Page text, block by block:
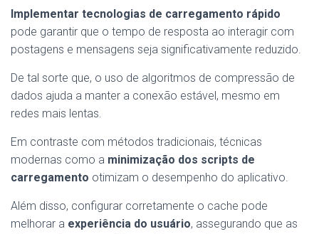
Implementar tecnologias de carregamento rápido
pode garantir que o tempo de resposta ao interagir com
postagens e mensagens seja significativamente reduzido.
De tal sorte que, o uso de algoritmos de compressão de
dados ajuda a manter a conexão estável, mesmo em
redes mais lentas.
Em contraste com métodos tradicionais, técnicas
modernas como a minimização dos scripts de
carregamento otimizam o desempenho do aplicativo.
Além disso, configurar corretamente o cache pode
melhorar a experiência do usuário, assegurando que as